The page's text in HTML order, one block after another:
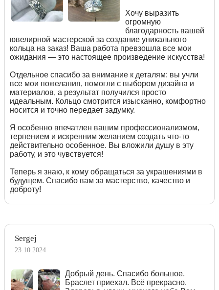
Хочу выразить
огромную
благодарность вашей
ювелирной мастерской за создание уникального
кольца на заказ! Ваша работа превзошла все мои
ожидания — это настоящее произведение искусства!
Отдельное спасибо за внимание к деталям: вы учли
все мои пожелания, помогли с выбором дизайна и
материалов, а результат получился просто
идеальным. Кольцо смотрится изысканно, комфортно
носится и точно передает задумку.
Я особенно впечатлен вашим профессионализмом,
терпением и искренним желанием создать что-то
действительно особенное. Вы вложили душу в эту
работу, и это чувствуется!
Теперь я знаю, к кому обращаться за украшениями в
будущем. Спасибо вам за мастерство, качество и
доброту!
Sergej
23.10.2024
Добрый день. Спасибо большое.
Браслет приехал. Всё прекрасно.